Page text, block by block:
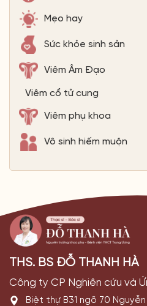
Mẹo hay
Sức khỏe sinh sản
Viêm Âm Đạo
Viêm cổ tử cung
Viêm phụ khoa
Vô sinh hiếm muộn
THS. BS ĐỖ THANH HÀ
Công ty CP Nghiên cứu và
Biệt thự B31 ngõ 70